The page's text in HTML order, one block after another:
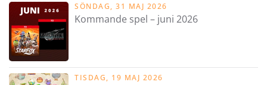
SÖNDAG, 31 MAJ 2026
Kommande spel – juni 2026
TISDAG, 19 MAJ 2026